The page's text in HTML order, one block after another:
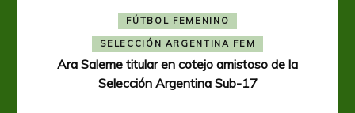
FÚTBOL FEMENINO
SELECCIÓN ARGENTINA FEM
Ara Saleme titular en cotejo amistoso de la
Selección Argentina Sub-17